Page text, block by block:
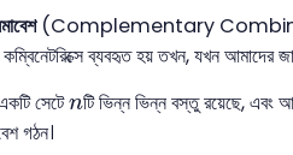
(Complementary Combination)
ব্যবহৃত হয় তখন, যখন আমাদের
সেটেn
nটি ভিন্ন ভিন্ন বস্তু রয়েছে, এবং
গঠন।